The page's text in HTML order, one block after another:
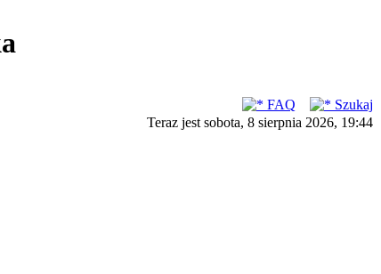
FAQ
Szukaj
Teraz jest sobota, 8 sierpnia 2026, 19:44